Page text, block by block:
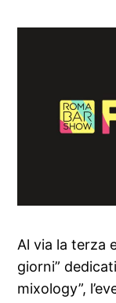
Al via la terza
giorni”
mixology”,